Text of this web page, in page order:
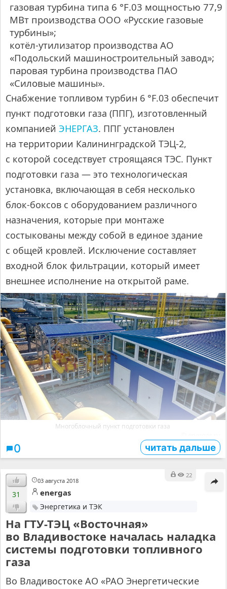
газовая турбина типа 6 °F.03 мощностью 77,9
МВт производства ООО «Русские газовые
турбины»;
котёл-утилизатор производства АО
«Подольский машиностроительный завод»;
паровая турбина производства ПАО
«Силовые машины».
Снабжение топливом турбин 6 °F.03 обеспечит
пункт подготовки газа (ППГ), изготовленный
компанией ЭНЕРГАЗ. ППГ установлен
на территории Калининградской ТЭЦ-2,
с которой соседствует строящаяся ТЭС. Пункт
подготовки газа — это технологическая
установка, включающая в себя несколько
блок-боксов с оборудованием различного
назначения, которые при монтаже
состыкованы между собой в единое здание
с общей кровлей. Исключение составляет
входной блок фильтрации, который имеет
внешнее исполнение на открытой раме.
Многоблочный пункт подготовки газа
0 читать дальше
03 августа 2018
22
31 energas
Энергетика и ТЭК
На ГТУ-ТЭЦ «Восточная»
во Владивостоке началась наладка
системы подготовки топливного
газа
Во Владивостоке АО «РАО Энергетические